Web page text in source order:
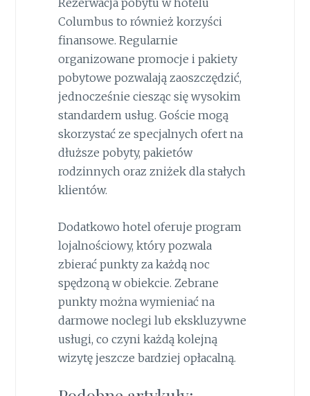
Rezerwacja pobytu w hotelu
Columbus to również korzyści
finansowe. Regularnie
organizowane promocje i pakiety
pobytowe pozwalają zaoszczędzić,
jednocześnie ciesząc się wysokim
standardem usług. Goście mogą
skorzystać ze specjalnych ofert na
dłuższe pobyty, pakietów
rodzinnych oraz zniżek dla stałych
klientów.
Dodatkowo hotel oferuje program
lojalnościowy, który pozwala
zbierać punkty za każdą noc
spędzoną w obiekcie. Zebrane
punkty można wymieniać na
darmowe noclegi lub ekskluzywne
usługi, co czyni każdą kolejną
wizytę jeszcze bardziej opłacalną.